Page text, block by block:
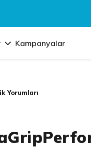
Kampanyalar
Yorumları